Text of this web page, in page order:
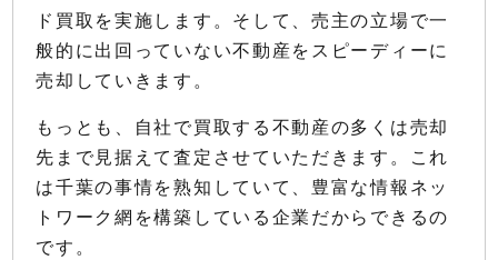
ド買取を実施します。そして、売主の立場で一
般的に出回っていない不動産をスピーディーに
売却していきます。
もっとも、自社で買取する不動産の多くは売却
先まで見据えて査定させていただきます。これ
は千葉の事情を熟知していて、豊富な情報ネッ
トワーク網を構築している企業だからできるの
です。